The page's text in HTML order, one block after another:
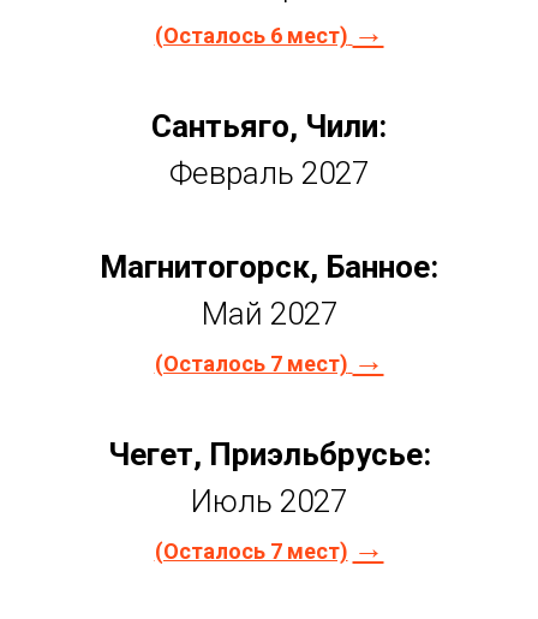
(Осталось 6 мест) →
Сантьяго, Чили:
Февраль 2027
Магнитогорск, Банное:
Май 2027
(Осталось 7 мест) →
Чегет, Приэльбрусье:
Июль 2027
(Осталось 7 мест) →